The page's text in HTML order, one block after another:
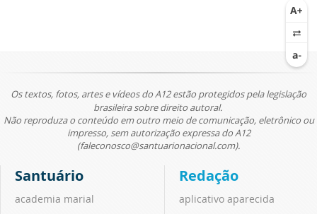
Os textos, fotos, artes e vídeos do A12 estão protegidos pela legislação
brasileira sobre direito autoral.
Não reproduza o conteúdo em outro meio de comunicação, eletrônico ou
impresso, sem autorização expressa do A12
(faleconosco@santuarionacional.com).
Santuário
academia marial
Redação
aplicativo aparecida